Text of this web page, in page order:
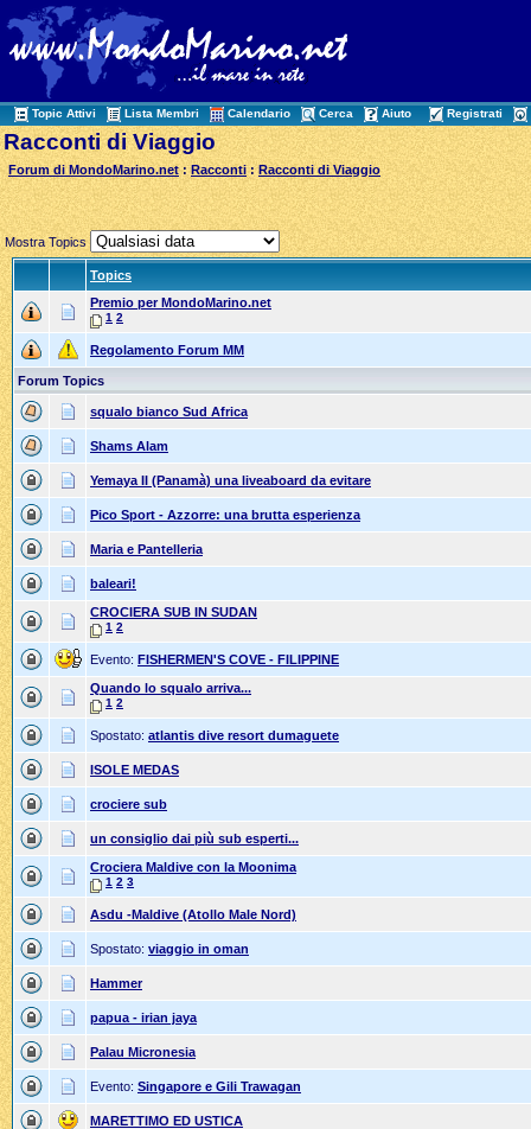
Topic Attivi Lista Membri Calendario Cerca Aiuto Registrati
Racconti di Viaggio
Forum di MondoMarino.net :Racconti: Racconti di Viaggio
Mostra Topics
Topics
Premio per MondoMarino.net
1 2
Regolamento Forum MM
Forum Topics
squalo bianco Sud Africa
Shams Alam
Yemaya II (Panamà) una liveaboard da evitare
Pico Sport - Azzorre: una brutta esperienza
Maria e Pantelleria
baleari!
CROCIERA SUB IN SUDAN
1 2
Evento: FISHERMEN'S COVE - FILIPPINE
Quando lo squalo arriva...
1 2
Spostato: atlantis dive resort dumaguete
ISOLE MEDAS
crociere sub
un consiglio dai più sub esperti...
Crociera Maldive con la Moonima
1 2 3
Asdu -Maldive (Atollo Male Nord)
Spostato: viaggio in oman
Hammer
papua - irian jaya
Palau Micronesia
Evento: Singapore e Gili Trawagan
MARETTIMO ED USTICA